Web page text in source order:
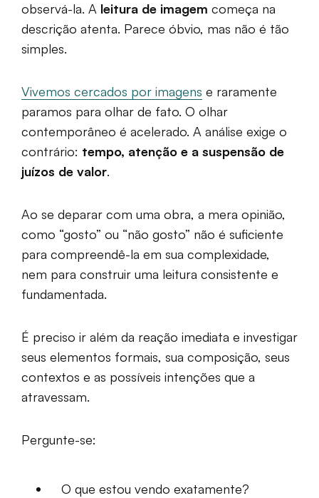
observá-la. A leitura de imagem começa na
descrição atenta. Parece óbvio, mas não é tão
simples.
Vivemos cercados por imagens e raramente
paramos para olhar de fato. O olhar
contemporâneo é acelerado. A análise exige o
contrário: tempo, atenção e a suspensão de
juízos de valor.
Ao se deparar com uma obra, a mera opinião,
como “gosto” ou “não gosto” não é suficiente
para compreendê-la em sua complexidade,
nem para construir uma leitura consistente e
fundamentada.
É preciso ir além da reação imediata e investigar
seus elementos formais, sua composição, seus
contextos e as possíveis intenções que a
atravessam.
Pergunte-se:
O que estou vendo exatamente?